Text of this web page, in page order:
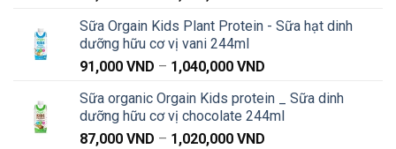
từ
Sữa Orgain Kids Plant Protein - Sữa hạt dinh
dưỡng hữu cơ vị vani 244ml
91,000 VND – 1,040,000 VND
từ
91,000 VND
Sữa organic Orgain Kids protein _ Sữa dinh
dưỡng hữu cơ vị chocolate 244ml
87,000 VND – 1,020,000 VND